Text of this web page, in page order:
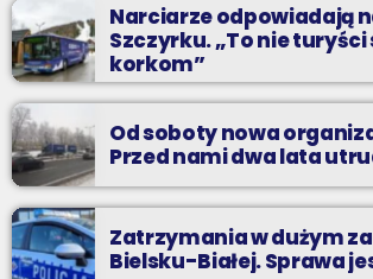
Narciarze odpowiadają
Szczyrku. „To nie turyści
korkom”
Od soboty nowa
Przed nami dwa lata
Zatrzymania w dużym
Bielsku-Białej. Sprawa